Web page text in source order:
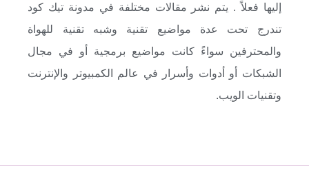
إليها فعلاً . يتم نشر مقالات مختلفة في مدونة تيك كود
تندرج تحت عدة مواضيع تقنية وشبه تقنية للهواة
والمحترفين سواءً كانت مواضيع برمجية أو في مجال
الشبكات أو أدوات وأسرار في عالم الكمبيوتر والإنترنت
وتقنيات الويب.